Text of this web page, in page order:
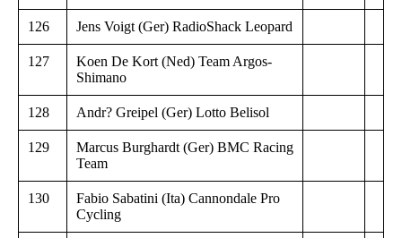
126 Jens Voigt (Ger) RadioShack Leopard
127
Koen De Kort (Ned) Team Argos-
Shimano
128 Andr? Greipel (Ger) Lotto Belisol
129
Marcus Burghardt (Ger) BMC Racing
Team
130
Fabio Sabatini (Ita) Cannondale Pro
Cycling